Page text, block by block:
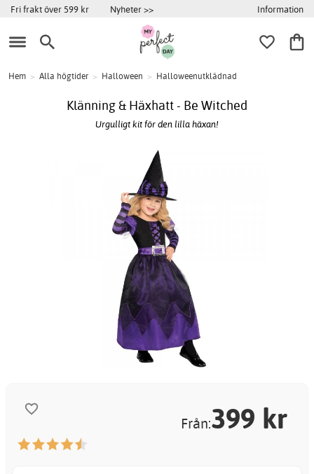
Fri frakt över 599 kr Nyheter >> Information
Hem > Alla högtider > Halloween > Halloweenutklädnad
Klänning & Häxhatt - Be Witched
Urgulligt kit för den lilla häxan!
Från:399 kr